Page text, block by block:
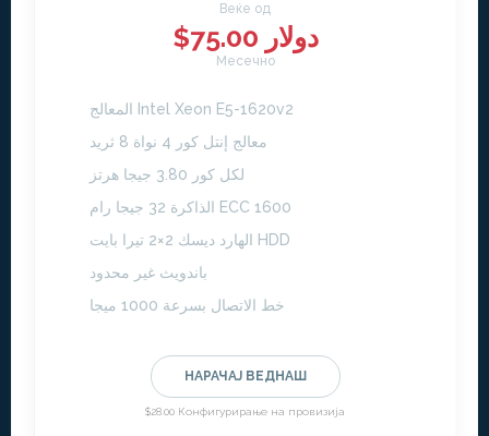
Веќе од
$75.00 دولار
Месечно
المعالج Intel Xeon E5-1620v2
معالج إنتل كور 4 نواة 8 ثريد
لكل كور 3.80 جيجا هرتز
الذاكرة 32 جيجا رام ECC 1600
الهارد ديسك 2×2 تيرا بايت HDD
باندويث غير محدود
خط الاتصال بسرعة 1000 ميجا
НАРАЧАЈ ВЕДНАШ
$28.00 Конфигурирање на провизија